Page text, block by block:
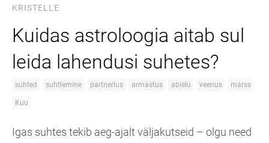
KRISTELLE
Kuidas astroloogia aitab sul
leida lahendusi suhetes?
suhted suhtlemine partnerlus armastus abielu veenus marss
Kuu
Igas suhtes tekib aeg-ajalt väljakutseid – olgu need